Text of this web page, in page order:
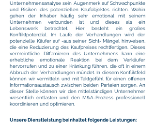
Unternehmensanalyse sein Augenmerk auf Schwachpunkte
und Risiken des potenziellen Kaufobjektes richten. Wohin
gehen der Inhaber häufig sehr emotional mit seinem
Unternehmen verbunden ist und dieses als ein
Lebenswerk betrachtet. Hier besteht ein großes
Konfliktpotenzial. Im Laufe der Verhandlungen wird der
potenzielle Käufer auf -aus seiner Sicht- Mängel hinweisen,
die eine Reduzierung des Kaufpreises rechtfertigen. Dieses
vermeintliche Diffamieren des Unternehmens kann eine
erhebliche emotionale Reaktion bei dem Verkäufer
hervorrufen und zu einer Kränkung führen, die oft in einem
Abbruch der Verhandlungen mündet. In diesem Konfliktfeld
können wir vermitteln und mit Taktgefühl für einen offenen
Informationsaustausch zwischen beiden Parteien sorgen. An
dieser Stelle können wir den mittelständigen Unternehmer
wesentlich entlasten und den M&A-Prozess professionell
koordinieren und optimieren.
Unsere Dienstleistung beinhaltet folgende Leistungen: